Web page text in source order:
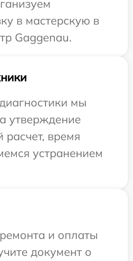
в мастерскую в
Gaggenau.
мы
утверждение
расчет, время
устранением
и оплаты
документ о